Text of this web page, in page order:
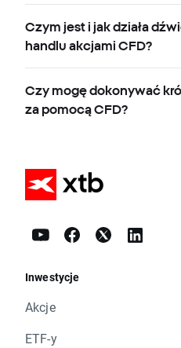
Czym jest i jak działa
handlu akcjami CFD?
Czy mogę dokonywać
za pomocą CFD?
Inwestycje
Akcje
ETF-y